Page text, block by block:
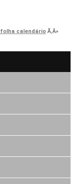
folha calendário